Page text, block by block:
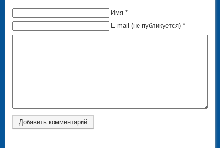
Имя *
E-mail (не публикуется) *